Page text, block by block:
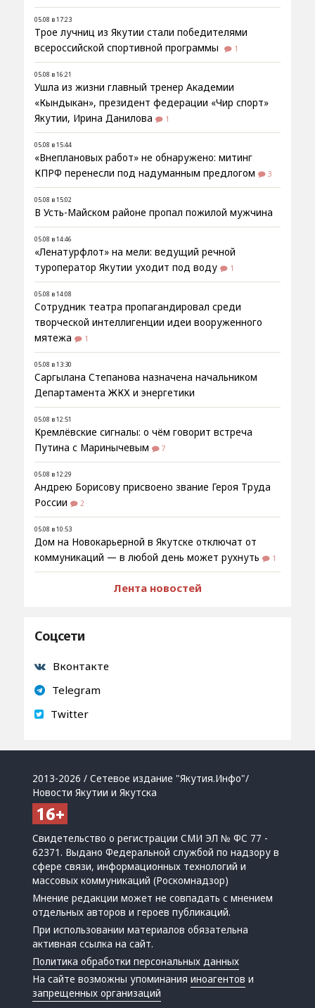
05.08 в 17:23
Трое лучниц из Якутии стали победителями
всероссийской спортивной программы
1
05.08 в 16:21
Ушла из жизни главный тренер Академии
«Кындыкан», президент федерации «Чир спорт»
Якутии, Ирина Данилова
1
05.08 в 15:44
«Внеплановых работ» не обнаружено: митинг
КПРФ перенесли под надуманным предлогом
3
05.08 в 15:02
В Усть-Майском районе пропал пожилой мужчина
05.08 в 14:46
«Ленатурфлот» на мели: ведущий речной
туроператор Якутии уходит под воду
1
05.08 в 14:08
Сотрудник театра пропагандировал среди
творческой интеллигенции идеи вооруженного
мятежа
1
05.08 в 13:30
Саргылана Степанова назначена начальником
Департамента ЖКХ и энергетики
05.08 в 12:51
Кремлёвские сигналы: о чём говорит встреча
Путина с Маринычевым
7
05.08 в 12:29
Андрею Борисову присвоено звание Героя Труда
России
2
05.08 в 10:53
Дом на Новокарьерной в Якутске отключат от
коммуникаций — в любой день может рухнуть
1
Лента новостей
Соцсети
Вконтакте
Telegram
Twitter
2013-2026 / Сетевое издание "Якутия.Инфо"/
Новости Якутии и Якутска
Свидетельство о регистрации СМИ ЭЛ № ФС 77 -
62371. Выдано Федеральной службой по надзору в
сфере связи, информационных технологий и
массовых коммуникаций (Роскомнадзор)
Мнение редакции может не совпадать с мнением
отдельных авторов и героев публикаций.
При использовании материалов обязательна
активная ссылка на сайт.
Политика обработки персональных данных
На сайте возможны упоминанияиноагентов и
запрещенных организаций